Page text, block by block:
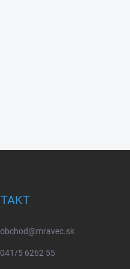
obchod@mravec.sk
041/5 6262 55